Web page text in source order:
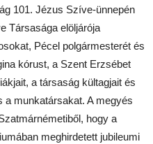
101. Jézus Szíve-ünnepén
Társasága elöljárója
Pécel polgármesterét és
kórust, a Szent Erzsébet
a társaság kültagjait és
a munkatársakat. A megyés
hogy a
meghirdetett jubileumi